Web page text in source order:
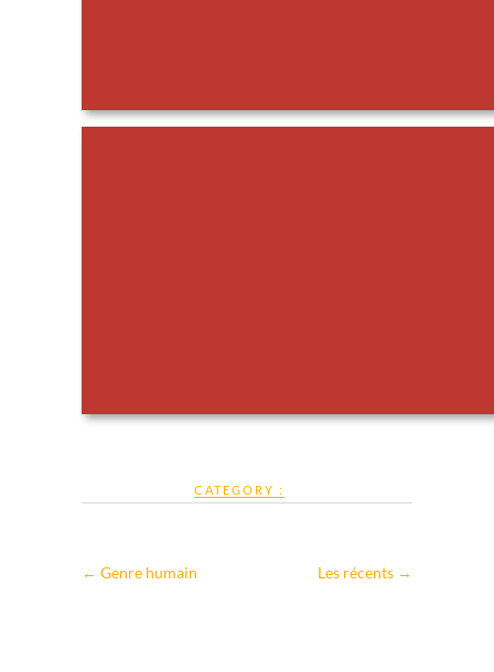
CATEGORY :
← Genre humain Les récents →